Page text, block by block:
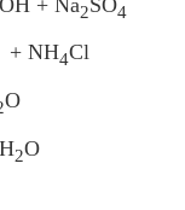
2 4
+ NH4Cl
O
2O